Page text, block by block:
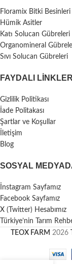
Floramix Bitki Besinleri
Hümik Asitler
Katı Solucan Gübreleri
Organomineral
Sıvı Solucan Gübreleri
FAYDALI LİNKLER
Gizlilik Politikası
İade Politakası
Şartlar ve Koşullar
İletişim
Blog
SOSYAL
İnstagram Sayfamız
Facebook Sayfamız
X (Twitter) Hesabımız
Türkiye’nin Tarım
TEOX FARM 2026